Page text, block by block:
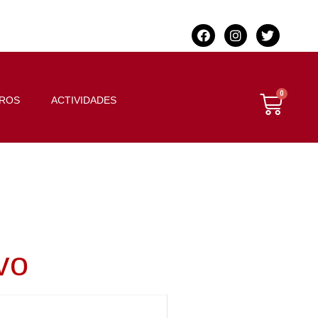
ACTIVIDADES